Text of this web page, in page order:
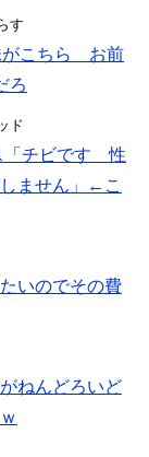
す
がこちら お前
ろ
ド
「チビです 性
ません」←こ
いのでその費
ねんどろいど